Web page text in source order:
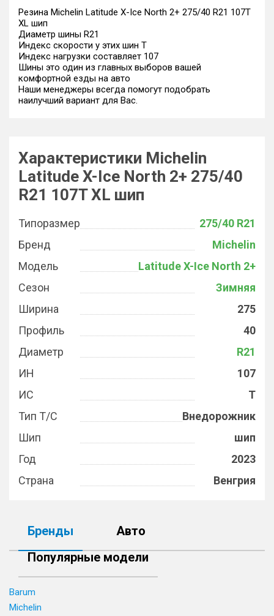
Резина Michelin Latitude X-Ice North 2+ 275/40 R21 107T
XL шип
Диаметр шины R21
Индекс скорости у этих шин T
Индекс нагрузки составляет 107
Шины это один из главных выборов вашей
комфортной езды на авто
Наши менеджеры всегда помогут подобрать
наилучший вариант для Вас.
Характеристики Michelin
Latitude X-Ice North 2+ 275/40
R21 107T XL шип
Типоразмер
275/40 R21
Бренд
Michelin
Модель
Latitude X-Ice North 2+
Сезон
Зимняя
Ширина
275
Профиль
40
Диаметр
R21
ИН
107
ИС
T
Тип Т/С
Внедорожник
Шип
шип
Год
2023
Страна
Венгрия
Бренды
Авто
Популярные модели
Barum
Michelin